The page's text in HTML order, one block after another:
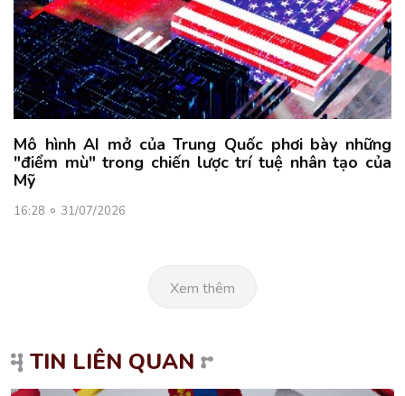
Mô hình AI mở của Trung Quốc phơi bày những
"điểm mù" trong chiến lược trí tuệ nhân tạo của
Mỹ
16:28 31/07/2026
Xem thêm
TIN LIÊN QUAN